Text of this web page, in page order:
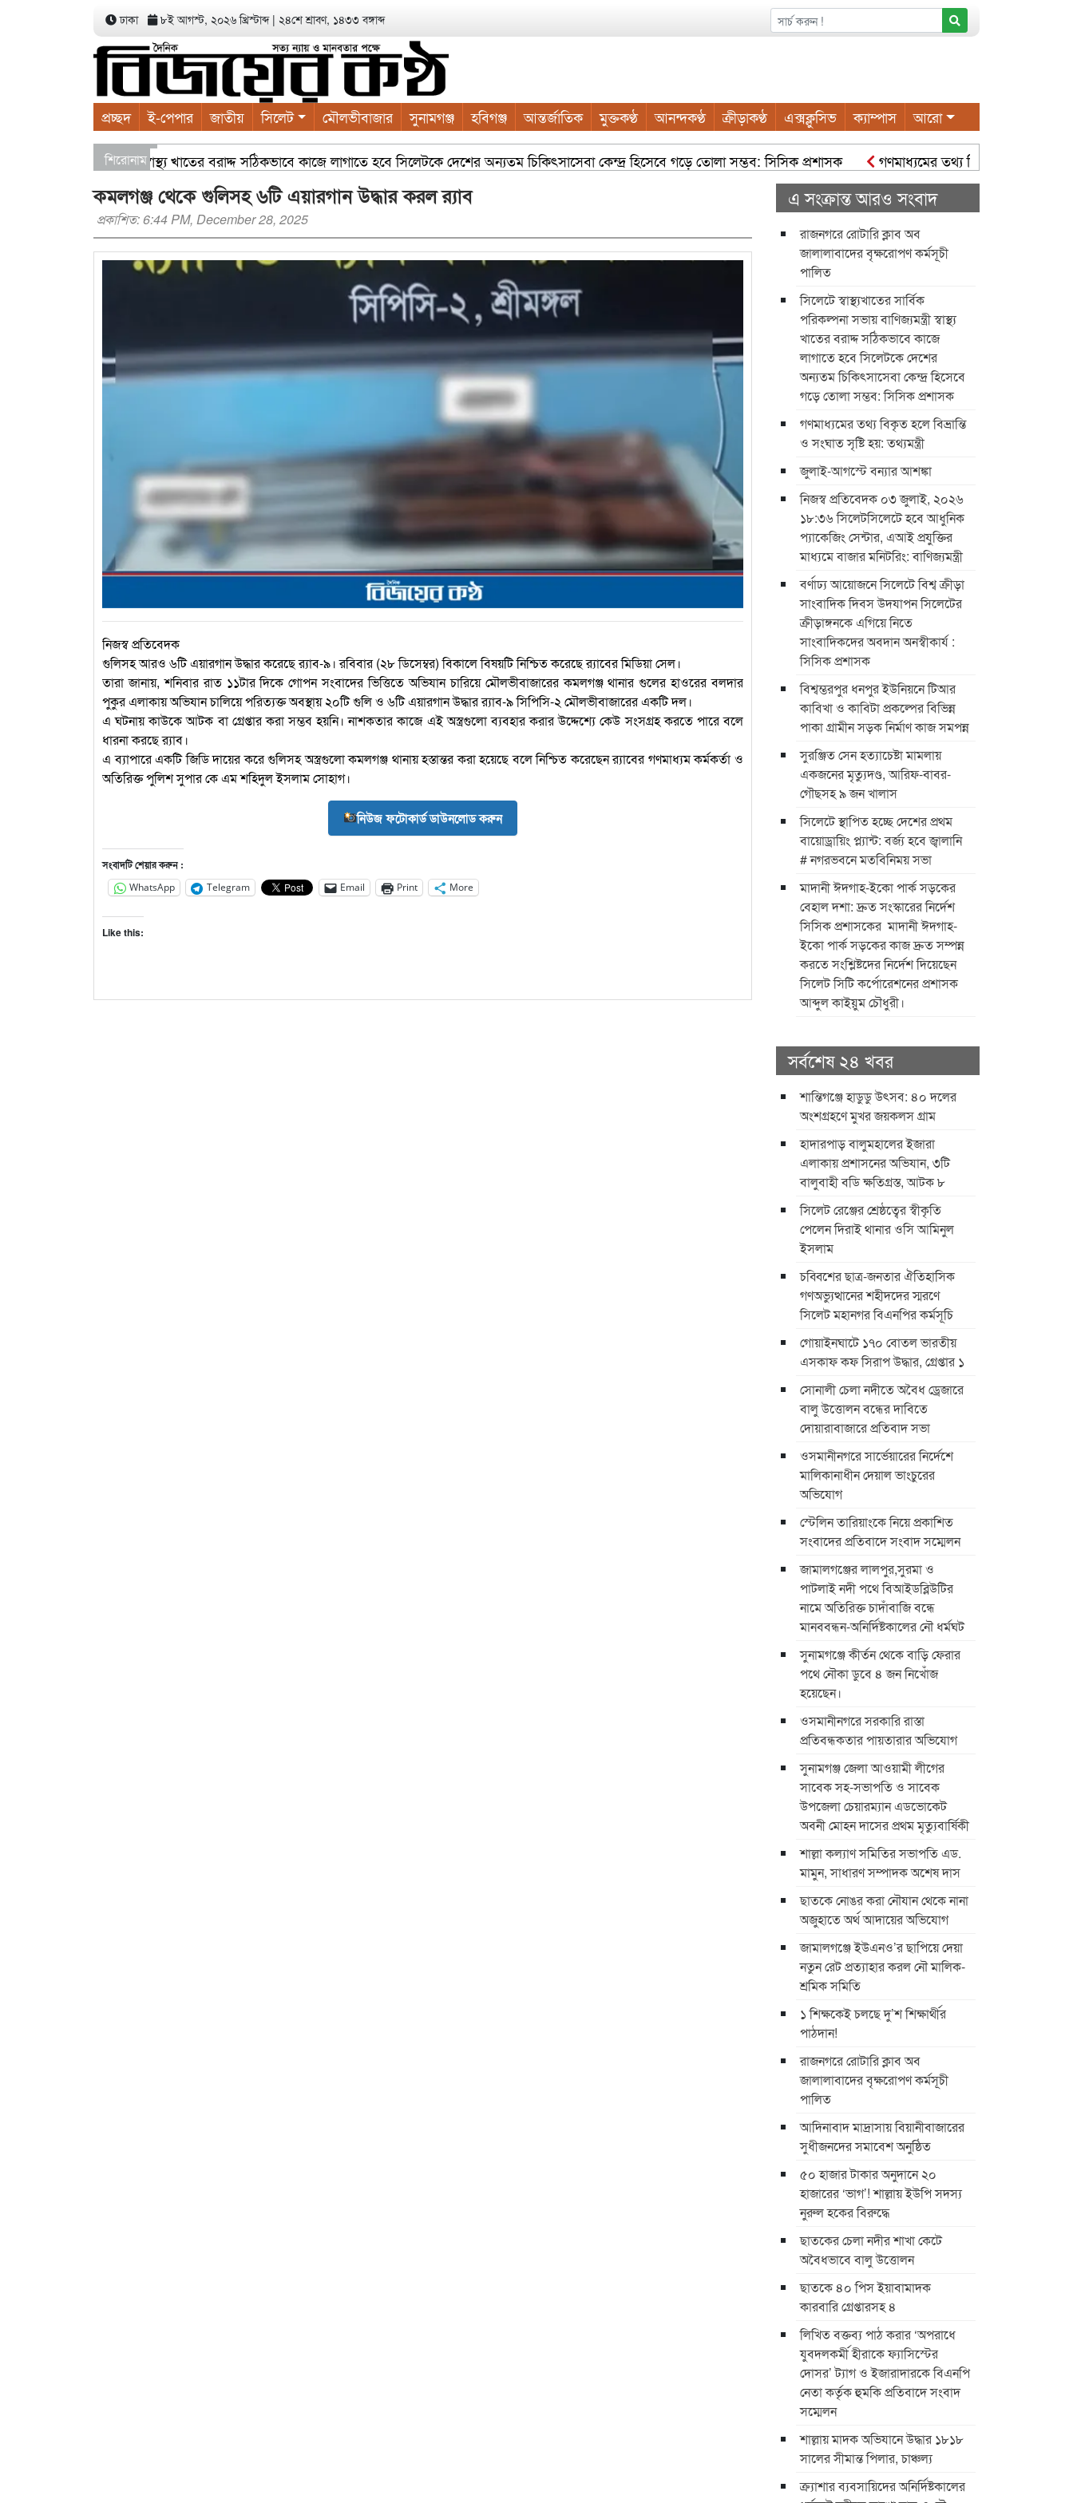
ঢাকা ৮ই আগস্ট, ২০২৬ খ্রিস্টাব্দ| ২৪শে শ্রাবণ, ১৪৩৩ বঙ্গাব্দ
প্রচ্ছদ ই-পেপার জাতীয় সিলেট মৌলভীবাজার সুনামগঞ্জ হবিগঞ্জ আন্তর্জাতিক মুক্তকণ্ঠ আনন্দকণ্ঠ ক্রীড়াকণ্ঠ এক্সক্লুসিভ ক্যাম্পাস আরো
শিরোনাম
সভায় বাণিজ্যমন্ত্রী স্বাস্থ্য খাতের বরাদ্দ সঠিকভাবে কাজে লাগাতে হবে সিলেটকে দেশের অন্যতম চিকিৎসাসেবা কেন্দ্র হিসেবে গড়ে তোলা সম্ভব: সিসিক প্রশাসক
গণমাধ্যমের তথ্য বিকৃত হলে বিভ্রান্তি ও
চারা বিতরণ যার যেখানে খালি জায়গা আছে, গাছ লাগান — আব্দুল কাইয়ুম চৌধুরী
সম্প্রসারিত ওয়ার্ডে আধুনিক নাগরিক সুবিধা করতে কাজ করছে সিসিক: সিসিক প্রশাসক হোল্ডিং ট্যাক্স পরিশোধে
কমলগঞ্জ থেকে গুলিসহ ৬টি এয়ারগান উদ্ধার করল র‌্যাব
প্রকাশিত: 6:44 PM, December 28, 2025
নিজস্ব প্রতিবেদক
গুলিসহ আরও ৬টি এয়ারগান উদ্ধার করেছে র‌্যাব-৯। রবিবার (২৮ ডিসেম্বর) বিকালে বিষয়টি নিশ্চিত করেছে র‌্যাবের মিডিয়া সেল।
তারা জানায়, শনিবার রাত ১১টার দিকে গোপন সংবাদের ভিত্তিতে অভিযান চারিয়ে মৌলভীবাজারের কমলগঞ্জ থানার গুলের হাওরের বলদার
পুকুর এলাকায় অভিযান চালিয়ে পরিত্যক্ত অবস্থায় ২০টি গুলি ও ৬টি এয়ারগান উদ্ধার র‌্যাব-৯ সিপিসি-২ মৌলভীবাজারের একটি দল।
এ ঘটনায় কাউকে আটক বা গ্রেপ্তার করা সম্ভব হয়নি। নাশকতার কাজে এই অস্ত্রগুলো ব্যবহার করার উদ্দেশ্যে কেউ সংসগ্রহ করতে পারে বলে
ধারনা করছে র‌্যাব।
এ ব্যাপারে একটি জিডি দায়ের করে গুলিসহ অস্ত্রগুলো কমলগঞ্জ থানায় হস্তান্তর করা হয়েছে বলে নিশ্চিত করেছেন র‌্যাবের গণমাধ্যম কর্মকর্তা ও
অতিরিক্ত পুলিশ সুপার কে এম শহিদুল ইসলাম সোহাগ।
নিউজ ফটোকার্ড ডাউনলোড করুন
সংবাদটি শেয়ার করুন :
WhatsApp Telegram Email Print More
Like this:
এ সংক্রান্ত আরও সংবাদ
রাজনগরে রোটারি ক্লাব অব
জালালাবাদের বৃক্ষরোপণ কর্মসূচী
পালিত
সিলেটে স্বাস্থ্যখাতের সার্বিক
পরিকল্পনা সভায় বাণিজ্যমন্ত্রী স্বাস্থ্য
খাতের বরাদ্দ সঠিকভাবে কাজে
লাগাতে হবে সিলেটকে দেশের
অন্যতম চিকিৎসাসেবা কেন্দ্র হিসেবে
গড়ে তোলা সম্ভব: সিসিক প্রশাসক
গণমাধ্যমের তথ্য বিকৃত হলে বিভ্রান্তি
ও সংঘাত সৃষ্টি হয়: তথ্যমন্ত্রী
জুলাই-আগস্টে বন্যার আশঙ্কা
নিজস্ব প্রতিবেদক ০৩ জুলাই, ২০২৬
১৮:৩৬ সিলেটসিলেটে হবে আধুনিক
প্যাকেজিং সেন্টার, এআই প্রযুক্তির
মাধ্যমে বাজার মনিটরিং: বাণিজ্যমন্ত্রী
বর্ণাঢ্য আয়োজনে সিলেটে বিশ্ব ক্রীড়া
সাংবাদিক দিবস উদযাপন সিলেটের
ক্রীড়াঙ্গনকে এগিয়ে নিতে
সাংবাদিকদের অবদান অনস্বীকার্য :
সিসিক প্রশাসক
বিশ্বম্ভরপুর ধনপুর ইউনিয়নে টিআর
কাবিখা ও কাবিটা প্রকল্পের বিভিন্ন
পাকা গ্রামীন সড়ক নির্মাণ কাজ সমপন্ন
সুরঞ্জিত সেন হত্যাচেষ্টা মামলায়
একজনের মৃত্যুদণ্ড, আরিফ-বাবর-
গৌছসহ ৯ জন খালাস
​সিলেটে স্থাপিত হচ্ছে দেশের প্রথম
বায়োড্রায়িং প্ল্যান্ট: বর্জ্য হবে জ্বালানি ​
# নগরভবনে মতবিনিময় সভা
​মাদানী ঈদগাহ-ইকো পার্ক সড়কের
বেহাল দশা: দ্রুত সংস্কারের নির্দেশ
সিসিক প্রশাসকের ​ ​মাদানী ঈদগাহ-
ইকো পার্ক সড়কের কাজ দ্রুত সম্পন্ন
করতে সংশ্লিষ্টদের নির্দেশ দিয়েছেন
সিলেট সিটি কর্পোরেশনের প্রশাসক
আব্দুল কাইয়ুম চৌধুরী।
সর্বশেষ ২৪ খবর
শান্তিগঞ্জে হাডুডু উৎসব: ৪০ দলের
অংশগ্রহণে মুখর জয়কলস গ্রাম
হাদারপাড় বালুমহালের ইজারা
এলাকায় প্রশাসনের অভিযান, ৩টি
বালুবাহী বডি ক্ষতিগ্রস্ত, আটক ৮
সিলেট রেঞ্জের শ্রেষ্ঠত্বের স্বীকৃতি
পেলেন দিরাই থানার ওসি আমিনুল
ইসলাম
চব্বিশের ছাত্র-জনতার ঐতিহাসিক
গণঅভ্যুত্থানের শহীদদের স্মরণে
সিলেট মহানগর বিএনপির কর্মসূচি
গোয়াইনঘাটে ১৭০ বোতল ভারতীয়
এসকাফ কফ সিরাপ উদ্ধার, গ্রেপ্তার ১
সোনালী চেলা নদীতে অবৈধ ড্রেজারে
বালু উত্তোলন বন্ধের দাবিতে
দোয়ারাবাজারে প্রতিবাদ সভা
ওসমানীনগরে সার্ভেয়ারের নির্দেশে
মালিকানাধীন দেয়াল ভাংচুরের
অভিযোগ
স্টেলিন তারিয়াংকে নিয়ে প্রকাশিত
সংবাদের প্রতিবাদে সংবাদ সম্মেলন
জামালগঞ্জের লালপুর,সুরমা ও
পাটলাই নদী পথে বিআইডব্লিউটির
নামে অতিরিক্ত চাদাঁবাজি বন্ধে
মানববন্ধন-অনির্দিষ্টকালের নৌ ধর্মঘট
সুনামগঞ্জে কীর্তন থেকে বাড়ি ফেরার
পথে নৌকা ডুবে ৪ জন নিখোঁজ
হয়েছেন।
ওসমানীনগরে সরকারি রাস্তা
প্রতিবন্ধকতার পায়তারার অভিযোগ
সুনামগঞ্জ জেলা আওয়ামী লীগের
সাবেক সহ-সভাপতি ও সাবেক
উপজেলা চেয়ারম্যান এডভোকেট
অবনী মোহন দাসের প্রথম মৃত্যুবার্ষিকী
শাল্লা কল্যাণ সমিতির সভাপতি এড.
মামুন, সাধারণ সম্পাদক অশেষ দাস
ছাতকে নোঙর করা নৌযান থেকে নানা
অজুহাতে অর্থ আদায়ের অভিযোগ
জামালগঞ্জে ইউএনও’র ছাপিয়ে দেয়া
নতুন রেট প্রত্যাহার করল নৌ মালিক-
শ্রমিক সমিতি
১ শিক্ষকেই চলছে দু’শ শিক্ষার্থীর
পাঠদান!
রাজনগরে রোটারি ক্লাব অব
জালালাবাদের বৃক্ষরোপণ কর্মসূচী
পালিত
আদিনাবাদ মাদ্রাসায় বিয়ানীবাজারের
সুধীজনদের সমাবেশ অনুষ্ঠিত
৫০ হাজার টাকার অনুদানে ২০
হাজারের ‘ভাগ’! শাল্লায় ইউপি সদস্য
নুরুল হকের বিরুদ্ধে
ছাতকের চেলা নদীর শাখা কেটে
অবৈধভাবে বালু উত্তোলন
ছাতকে ৪০ পিস ইয়াবামাদক
কারবারি গ্রেপ্তারসহ ৪
লিখিত বক্তব্য পাঠ করার ‘অপরাধে
যুবদলকর্মী হীরাকে ফ্যাসিস্টের
দোসর’ ট্যাগ ও ইজারাদারকে বিএনপি
নেতা কর্তৃক হুমকি প্রতিবাদে সংবাদ
সম্মেলন
শাল্লায় মাদক অভিযানে উদ্ধার ১৮১৮
সালের সীমান্ত পিলার, চাঞ্চল্য
ক্র্যাশার ব্যবসায়িদের অনির্দিষ্টকালের